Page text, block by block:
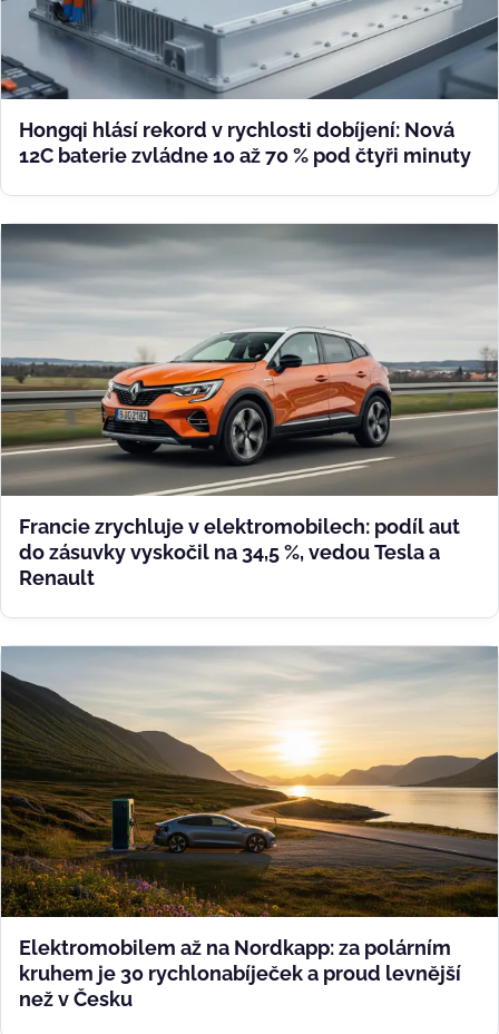
Hongqi hlásí rekord v rychlosti dobíjení: Nová
12C baterie zvládne 10 až 70 % pod čtyři minuty
Francie zrychluje v elektromobilech: podíl aut
do zásuvky vyskočil na 34,5 %, vedou Tesla a
Renault
Elektromobilem až na Nordkapp: za polárním
kruhem je 30 rychlonabíječek a proud levnější
než v Česku